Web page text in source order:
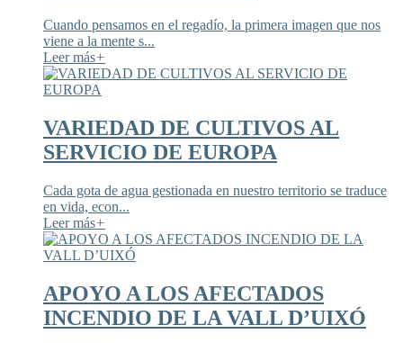
Cuando pensamos en el regadío, la primera imagen que nos
viene a la mente s...
Leer más+
VARIEDAD DE CULTIVOS AL
SERVICIO DE EUROPA
Cada gota de agua gestionada en nuestro territorio se traduce
en vida, econ...
Leer más+
APOYO A LOS AFECTADOS
INCENDIO DE LA VALL D’UIXÓ